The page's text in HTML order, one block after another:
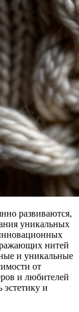
развиваются,
уникальных
нитей
и уникальные
от
и любителей
эстетику и